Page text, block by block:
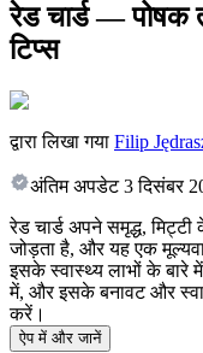
रेड चार्ड — पोषक
टिप्स
द्वारा लिखा गया Filip
अंतिम अपडेट 3 दिसंबर
रेड चार्ड अपने समृद्ध,
जोड़ता है, और यह एक
इसके स्वास्थ्य लाभों के
में, और इसके बनावट और
करें।
ऐप में और जानें